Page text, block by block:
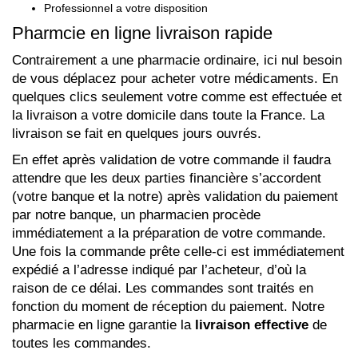
Professionnel a votre disposition
Pharmcie en ligne livraison rapide
Contrairement a une pharmacie ordinaire, ici nul besoin
de vous déplacez pour acheter votre médicaments. En
quelques clics seulement votre comme est effectuée et
la livraison a votre domicile dans toute la France. La
livraison se fait en quelques jours ouvrés.
En effet après validation de votre commande il faudra
attendre que les deux parties financière s’accordent
(votre banque et la notre) après validation du paiement
par notre banque, un pharmacien procède
immédiatement a la préparation de votre commande.
Une fois la commande prête celle-ci est immédiatement
expédié a l’adresse indiqué par l’acheteur, d’où la
raison de ce délai. Les commandes sont traités en
fonction du moment de réception du paiement. Notre
pharmacie en ligne garantie la livraison effective de
toutes les commandes.